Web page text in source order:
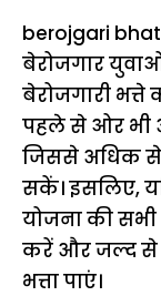
berojgari
बेरोजगार
बेरोजगारी भत्ते
पहले से ओर भी
जिससे अधिक से
सकें। इसलिए,
योजना की सभी
करें और जल्द से
भत्ता पाएं।